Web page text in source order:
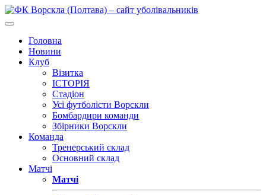
Головна
Новини
Клуб
Візитка
ІСТОРІЯ
Стадіон
Усі футболісти Ворскли
Бомбардири команди
Збірники Ворскли
Команда
Тренерський склад
Основний склад
Матчі
Матчі